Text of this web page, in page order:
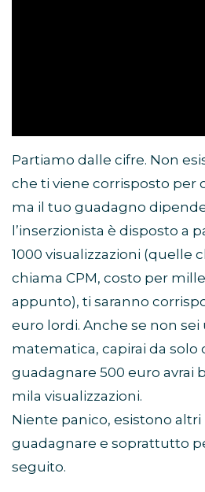
Partiamo dalle cifre. Non
che ti viene corrisposto per
ma il tuo guadagno
l’inserzionista è disposto a
1000 visualizzazioni (quelle
chiama CPM, costo per
appunto), ti saranno
euro lordi. Anche se non
matematica, capirai da solo
guadagnare 500 euro avrai
mila visualizzazioni.
Niente panico, esistono
guadagnare e soprattutto
seguito.